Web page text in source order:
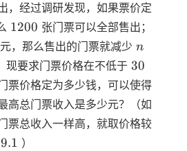
，经过调研发现，如果票价定
1200
1200 张门票可以全部售出；
元，那么售出的门票就减少 n
n
现要求门票价格在不低于 30
30
票价格定为多少钱，可以使得
高总门票收入是多少元？（如
票总收入一样高，就取价格较
9.1
9.1 ）